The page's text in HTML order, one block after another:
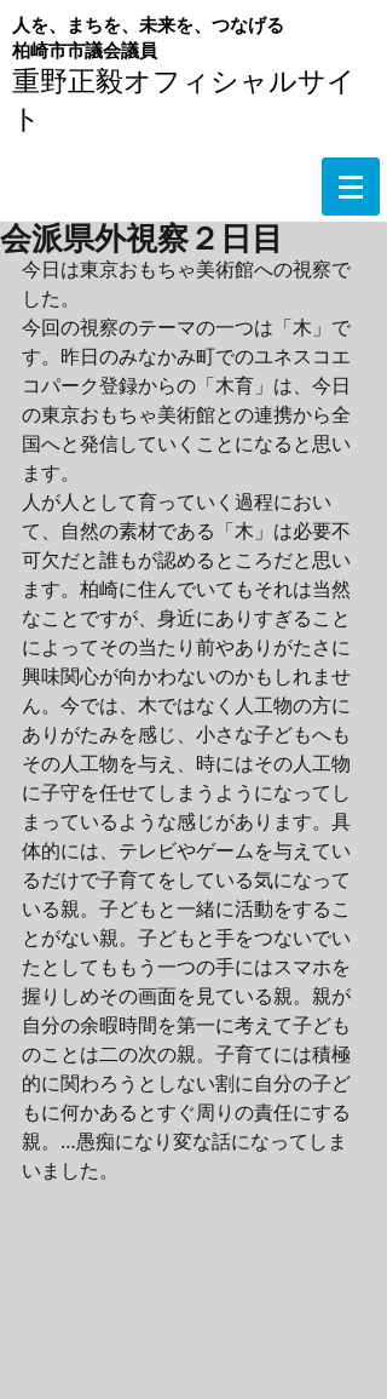
重野正毅オフィシャルサイ
ト
人を、まちを、未来を、つなげる
​柏崎市市議会議員
会派県外視察２日目
今日は東京おもちゃ美術館への視察で
した。
今回の視察のテーマの一つは「木」で
す。昨日のみなかみ町でのユネスコエ
コパーク登録からの「木育」は、今日
の東京おもちゃ美術館との連携から全
国へと発信していくことになると思い
ます。
人が人として育っていく過程におい
て、自然の素材である「木」は必要不
可欠だと誰もが認めるところだと思い
ます。柏崎に住んでいてもそれは当然
なことですが、身近にありすぎること
によってその当たり前やありがたさに
興味関心が向かわないのかもしれませ
ん。今では、木ではなく人工物の方に
ありがたみを感じ、小さな子どもへも
その人工物を与え、時にはその人工物
に子守を任せてしまうようになってし
まっているような感じがあります。具
体的には、テレビやゲームを与えてい
るだけで子育てをしている気になって
いる親。子どもと一緒に活動をするこ
とがない親。子どもと手をつないでい
たとしてももう一つの手にはスマホを
握りしめその画面を見ている親。親が
自分の余暇時間を第一に考えて子ども
のことは二の次の親。子育てには積極
的に関わろうとしない割に自分の子ど
もに何かあるとすぐ周りの責任にする
親。…愚痴になり変な話になってしま
いました。